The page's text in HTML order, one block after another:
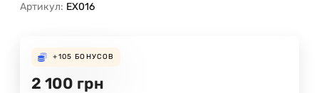
Артикул: EX016
+105 БОНУСОВ
2 100 грн